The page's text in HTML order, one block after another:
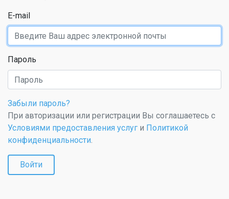
E-mail
Пароль
Забыли пароль?
При авторизации или регистрации Вы соглашаетесь с
Условиями предоставления услуг и Политикой
конфиденциальности.
Войти